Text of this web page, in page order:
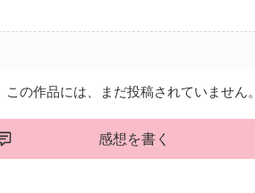
この作品には、まだ投稿されていません。
感想を書く